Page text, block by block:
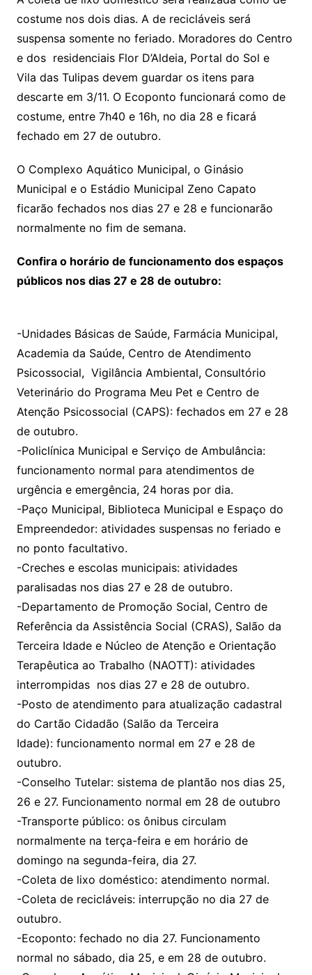
costume nos dois dias. A de recicláveis será
suspensa somente no feriado. Moradores do Centro
e dos residenciais Flor D’Aldeia, Portal do Sol e
Vila das Tulipas devem guardar os itens para
descarte em 3/11. O Ecoponto funcionará como de
costume, entre 7h40 e 16h, no dia 28 e ficará
fechado em 27 de outubro.
O Complexo Aquático Municipal, o Ginásio
Municipal e o Estádio Municipal Zeno Capato
ficarão fechados nos dias 27 e 28 e funcionarão
normalmente no fim de semana.
Confira o horário de funcionamento dos espaços
públicos nos dias 27 e 28 de outubro:
-Unidades Básicas de Saúde, Farmácia Municipal,
Academia da Saúde, Centro de Atendimento
Psicossocial, Vigilância Ambiental, Consultório
Veterinário do Programa Meu Pet e Centro de
Atenção Psicossocial (CAPS): fechados em 27 e 28
de outubro.
-Policlínica Municipal e Serviço de Ambulância:
funcionamento normal para atendimentos de
urgência e emergência, 24 horas por dia.
-Paço Municipal, Biblioteca Municipal e Espaço do
Empreendedor: atividades suspensas no feriado e
no ponto facultativo.
-Creches e escolas municipais: atividades
paralisadas nos dias 27 e 28 de outubro.
-Departamento de Promoção Social, Centro de
Referência da Assistência Social (CRAS), Salão da
Terceira Idade e Núcleo de Atenção e Orientação
Terapêutica ao Trabalho (NAOTT): atividades
interrompidas nos dias 27 e 28 de outubro.
-Posto de atendimento para atualização cadastral
do Cartão Cidadão (Salão da Terceira
Idade): funcionamento normal em 27 e 28 de
outubro.
-Conselho Tutelar: sistema de plantão nos dias 25,
26 e 27. Funcionamento normal em 28 de outubro
-Transporte público: os ônibus circulam
normalmente na terça-feira e em horário de
domingo na segunda-feira, dia 27.
-Coleta de lixo doméstico: atendimento normal.
-Coleta de recicláveis: interrupção no dia 27 de
outubro.
-Ecoponto: fechado no dia 27. Funcionamento
normal no sábado, dia 25, e em 28 de outubro.